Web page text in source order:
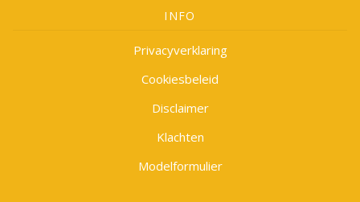
INFO
Privacyverklaring
Cookiesbeleid
Disclaimer
Klachten
Modelformulier